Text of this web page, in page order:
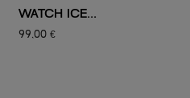
WATCH ICE...
99,00 €